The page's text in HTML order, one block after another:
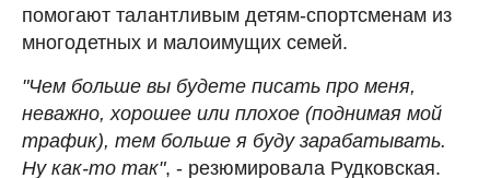
помогают талантливым детям-спортсменам из
многодетных и малоимущих семей.
"Чем больше вы будете писать про меня,
неважно, хорошее или плохое (поднимая мой
трафик), тем больше я буду зарабатывать.
Ну как-то так", - резюмировала Рудковская.